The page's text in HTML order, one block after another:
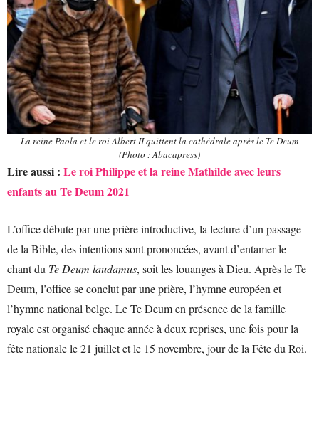
La reine Paola et le roi Albert II quittent la cathédrale après le Te Deum
(Photo : Abacapress)
Lire aussi : Le roi Philippe et la reine Mathilde avec leurs
enfants au Te Deum 2021
L’office débute par une prière introductive, la lecture d’un passage
de la Bible, des intentions sont prononcées, avant d’entamer le
chant du Te Deum laudamus, soit les louanges à Dieu. Après le Te
Deum, l’office se conclut par une prière, l’hymne européen et
l’hymne national belge. Le Te Deum en présence de la famille
royale est organisé chaque année à deux reprises, une fois pour la
fête nationale le 21 juillet et le 15 novembre, jour de la Fête du Roi.